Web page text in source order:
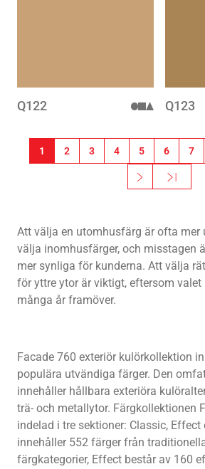
Q122 Q123
1 2 3 4 5 6 7
››
Nästa sida
Sista »
Sista
Att välja en utomhusfärg är ofta mer
välja inomhusfärger, och misstagen
mer synliga för kunderna. Att välja
för yttre ytor är viktigt, eftersom
många år framöver.
Facade 760 exteriör kulörkollektion
populära utvändiga färger. Den
innehåller hållbara exteriöra
trä- och metallytor. Färgkollektionen
indelad i tre sektioner: Classic,
innehåller 552 färger från
färgkategorier, Effect består av 160